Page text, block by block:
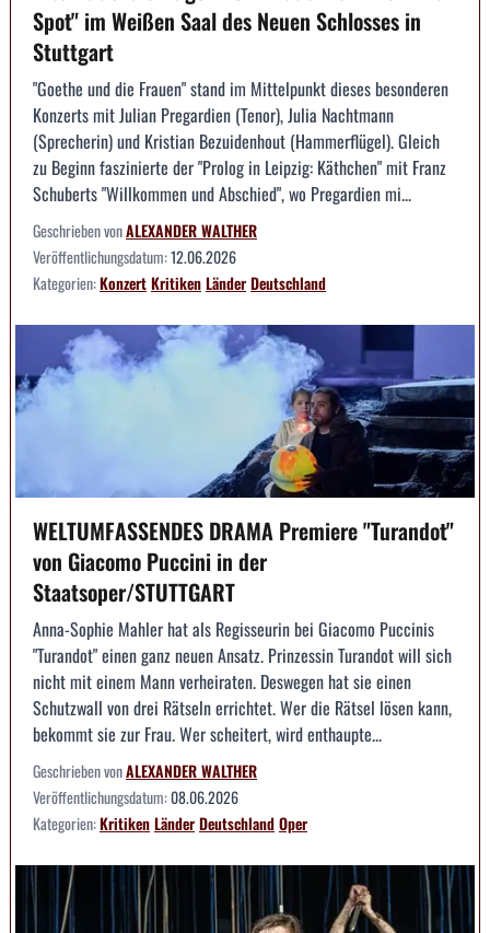
Spot" im Weißen Saal des Neuen Schlosses in
Stuttgart
"Goethe und die Frauen" stand im Mittelpunkt dieses besonderen
Konzerts mit Julian Pregardien (Tenor), Julia Nachtmann
(Sprecherin) und Kristian Bezuidenhout (Hammerflügel). Gleich
zu Beginn faszinierte der "Prolog in Leipzig: Käthchen" mit Franz
Schuberts "Willkommen und Abschied", wo Pregardien mi...
Geschrieben vonALEXANDER WALTHER
Veröffentlichungsdatum:12.06.2026
Kategorien:KonzertKritikenLänderDeutschland
WELTUMFASSENDES DRAMA Premiere "Turandot"
von Giacomo Puccini in der
Staatsoper/STUTTGART
Anna-Sophie Mahler hat als Regisseurin bei Giacomo Puccinis
"Turandot" einen ganz neuen Ansatz. Prinzessin Turandot will sich
nicht mit einem Mann verheiraten. Deswegen hat sie einen
Schutzwall von drei Rätseln errichtet. Wer die Rätsel lösen kann,
bekommt sie zur Frau. Wer scheitert, wird enthaupte...
Geschrieben vonALEXANDER WALTHER
Veröffentlichungsdatum:08.06.2026
Kategorien:KritikenLänderDeutschlandOper